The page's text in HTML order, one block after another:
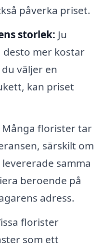
påverka priset.
storlek: Ju
mer kostar
väljer en
kan priset
Många florister tar
särskilt om
samma
beroende på
adress.
florister
som ett